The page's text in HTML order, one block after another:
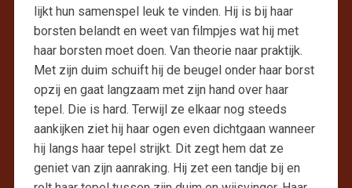
lijkt hun samenspel leuk te vinden. Hij is bij haar
borsten belandt en weet van filmpjes wat hij met
haar borsten moet doen. Van theorie naar praktijk.
Met zijn duim schuift hij de beugel onder haar borst
opzij en gaat langzaam met zijn hand over haar
tepel. Die is hard. Terwijl ze elkaar nog steeds
aankijken ziet hij haar ogen even dichtgaan wanneer
hij langs haar tepel strijkt. Dit zegt hem dat ze
geniet van zijn aanraking. Hij zet een tandje bij en